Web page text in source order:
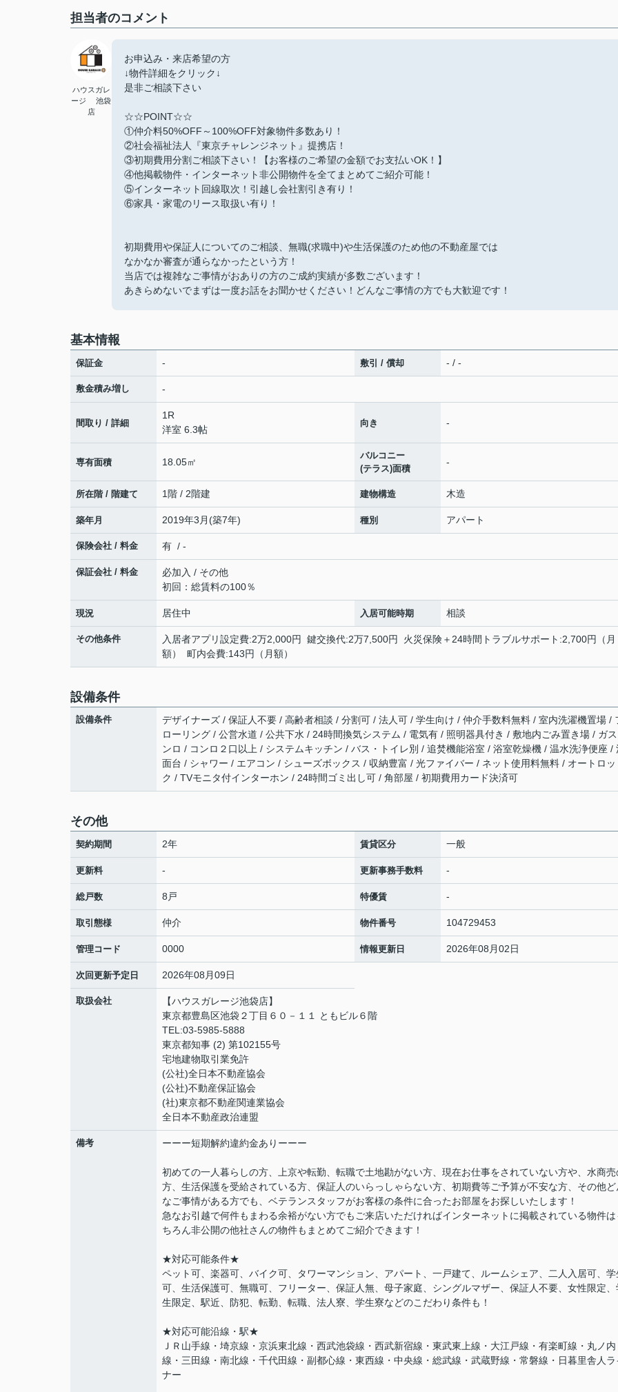
担当者のコメント
ハウスガレ
ージ 池袋
店
お申込み・来店希望の方
↓物件詳細をクリック↓
是非ご相談下さい
☆☆POINT☆☆
①仲介料50%OFF～100%OFF対象物件多数あり！
②社会福祉法人『東京チャレンジネット』提携店！
③初期費用分割ご相談下さい！【お客様のご希望の金額でお支払いOK！】
④他掲載物件・インターネット非公開物件を全てまとめてご紹介可能！
⑤インターネット回線取次！引越し会社割引き有り！
⑥家具・家電のリース取扱い有り！
初期費用や保証人についてのご相談、無職(求職中)や生活保護のため他の不動産屋では
なかなか審査が通らなかったという方！
当店では複雑なご事情がおありの方のご成約実績が多数ございます！
あきらめないでまずは一度お話をお聞かせください！どんなご事情の方でも大歓迎です！
基本情報
保証金 - 敷引 / 償却 - / -
敷金積み増し -
間取り / 詳細
1R
洋室 6.3帖
向き -
専有面積 18.05㎡
バルコニー
(テラス)面積
-
所在階 / 階建て 1階 / 2階建 建物構造 木造
築年月 2019年3月(築7年) 種別 アパート
保険会社 / 料金 有 / -
保証会社 / 料金
必加入 / その他
初回：総賃料の100％
現況 居住中 入居可能時期 相談
その他条件
入居者アプリ設定費:2万2,000円 鍵交換代:2万7,500円 火災保険＋24時間トラブルサポート:2,700円（月
額） 町内会費:143円（月額）
設備条件
設備条件
デザイナーズ / 保証人不要 / 高齢者相談 / 分割可 / 法人可 / 学生向け / 仲介手数料無料 / 室内洗濯機置場 /
ローリング / 公営水道 / 公共下水 / 24時間換気システム / 電気有 / 照明器具付き / 敷地内ごみ置き場 / ガ
ンロ / コンロ２口以上 / システムキッチン / バス・トイレ別 / 追焚機能浴室 / 浴室乾燥機 / 温水洗浄便座 /
面台 / シャワー / エアコン / シューズボックス / 収納豊富 / 光ファイバー / ネット使用料無料 / オートロッ
ク / TVモニタ付インターホン / 24時間ゴミ出し可 / 角部屋 / 初期費用カード決済可
その他
契約期間 2年 賃貸区分 一般
更新料 - 更新事務手数料 -
総戸数 8戸 特優賃 -
取引態様 仲介 物件番号 104729453
管理コード 0000 情報更新日 2026年08月02日
次回更新予定日 2026年08月09日
取扱会社
【ハウスガレージ池袋店】
東京都豊島区池袋２丁目６０－１１ ともビル６階
TEL:03-5985-5888
東京都知事 (2) 第102155号
宅地建物取引業免許
(公社)全日本不動産協会
(公社)不動産保証協会
(社)東京都不動産関連業協会
全日本不動産政治連盟
備考 ーーー短期解約違約金ありーーー
初めての一人暮らしの方、上京や転勤、転職で土地勘がない方、現在お仕事をされていない方や、水商売
方、生活保護を受給されている方、保証人のいらっしゃらない方、初期費等ご予算が不安な方、その他ど
なご事情がある方でも、ベテランスタッフがお客様の条件に合ったお部屋をお探しいたします！
急なお引越で何件もまわる余裕がない方でもご来店いただければインターネットに掲載されている物件は
ちろん非公開の他社さんの物件もまとめてご紹介できます！
★対応可能条件★
ペット可、楽器可、バイク可、タワーマンション、アパート、一戸建て、ルームシェア、二人入居可、学
可、生活保護可、無職可、フリーター、保証人無、母子家庭、シングルマザー、保証人不要、女性限定、
生限定、駅近、防犯、転勤、転職、法人寮、学生寮などのこだわり条件も！
★対応可能沿線・駅★
ＪＲ山手線・埼京線・京浜東北線・西武池袋線・西武新宿線・東武東上線・大江戸線・有楽町線・丸ノ内
線・三田線・南北線・千代田線・副都心線・東西線・中央線・総武線・武蔵野線・常磐線・日暮里舎人ラ
ナー